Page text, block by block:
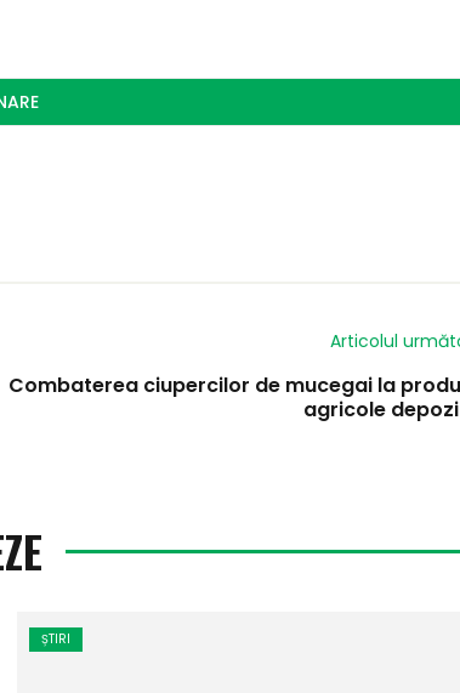
Articolul
Combaterea ciupercilor de mucegai la
agricole
ȘTIRI